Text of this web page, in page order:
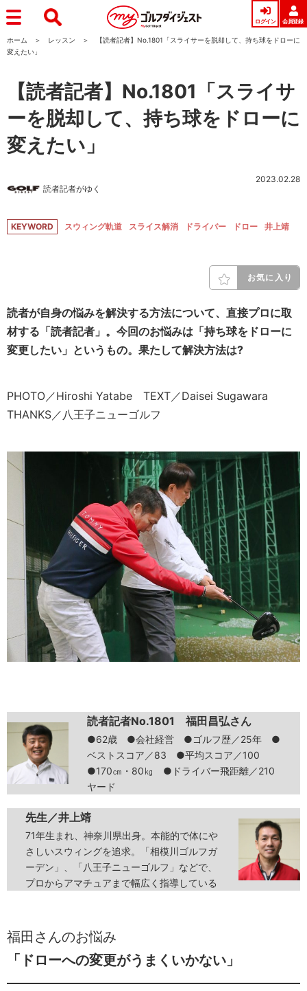
ログイン 会員登録
ホーム レッスン
【読者記者】No.1801「スライサーを脱却して、持ち球をドローに
変えたい」
【読者記者】No.1801「スライサ
ーを脱却して、持ち球をドローに
変えたい」
読者記者がゆく
2023.02.28
KEYWORD スウィング軌道 スライス解消 ドライバー ドロー 井上靖
お気に入り
読者が自身の悩みを解決する方法について、直接プロに取
材する「読者記者」。今回のお悩みは「持ち球をドローに
変更したい」というもの。果たして解決方法は?
PHOTO／Hiroshi Yatabe TEXT／Daisei Sugawara
THANKS／八王子ニューゴルフ
読者記者No.1801 福田昌弘さん
●62歳 ●会社経営 ●ゴルフ歴／25年 ●
ベストスコア／83 ●平均スコア／100
●170㎝・80㎏ ●ドライバー飛距離／210
ヤード
先生／井上靖
71年生まれ、神奈川県出身。本能的で体にや
さしいスウィングを追求。「相模川ゴルフガ
ーデン」、「八王子ニューゴルフ」などで、
プロからアマチュアまで幅広く指導している
福田さんのお悩み
「 ドローへの変更がうまくいかない 」